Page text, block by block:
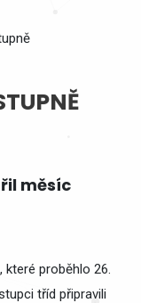
měsíc
proběhlo 26.
tříd připravili